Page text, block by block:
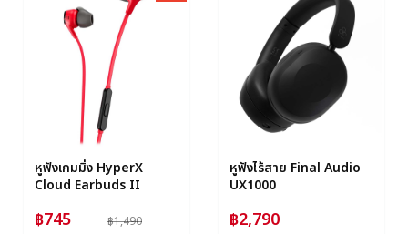
หูฟังเกมมิ่ง HyperX
Cloud Earbuds II
฿745 ฿1,490
หูฟังไร้สาย Final Audio
UX1000
฿2,790